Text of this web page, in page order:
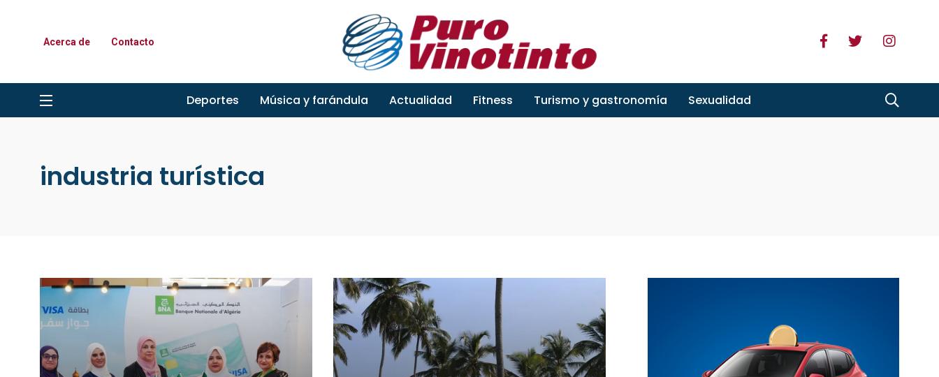
Acerca de Contacto
Deportes Música y farándula Actualidad Fitness Turismo y gastronomía Sexualidad
industria turística